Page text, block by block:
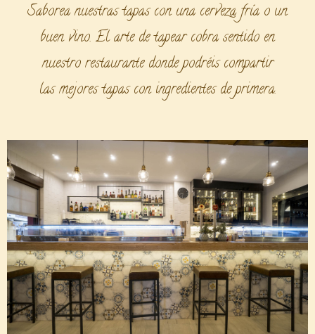
Saborea nuestras tapas con una cerveza fría o un
buen vino. El arte de tapear cobra sentido en
nuestro restaurante donde podréis compartir
las mejores tapas con ingredientes de primera.